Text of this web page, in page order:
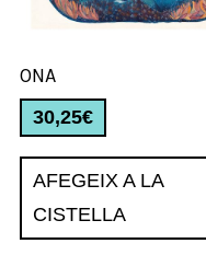
ONA
30,25€
AFEGEIX A LA
CISTELLA